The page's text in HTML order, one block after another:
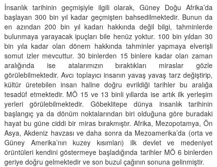
İnsanlık tarihinin geçmişiyle ilgili olarak, Güney Doğu Afrika’da
başlayan 300 bin yıl kadar geçmişten bahsedilmektedir. Bunun da
en azından 200 bin yıl kadarı hakkında değil bilgi, tahminlerde
bulunmaya yarayacak ipuçları bile henüz yoktur. 100 bin yıldan 30
bin yıla kadar olan dönem hakkında tahminler yapmaya elverişli
somut izler mevcuttur. 30 binlerden 15 binlere kadar olan zaman
aralığında ise atalarımızın bıraktıkları miraslar gözle
görülebilmektedir. Avcı toplayıcı insanın yavaş yavaş tarz değiştirip,
kültür üretebilen insan haline doğru evrildiği tarihler bu aralığa
tesadüf etmektedir. MÖ 15 ve 13 binli yıllarda ise artık ilk yerleşim
yerleri görülebilmektedir. Göbeklitepe dünya insanlık tarihinin
başlangıç ya da dönüm noktalarından biri olduğuna göre buradaki
hayat bu güne ciddi bir miras bırakmıştır. Afrika, Mezopotamya, Ön
Asya, Akdeniz havzası ve daha sonra da Mezoamerika’da (orta ve
Güney Amerika’nın kuzey kısımları) ilk devlet ve medeniyet
örüntüleri kendini göstermeye başladığında tarihler MÖ 6 binlerden
geriye doğru gelmektedir ve son buzul çağının sonuna gelinmiştir.